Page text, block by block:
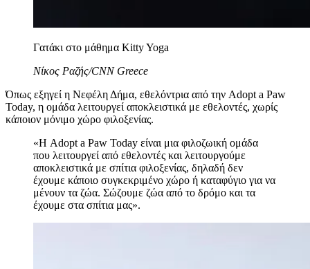
Γατάκι στο μάθημα Kitty Yoga
Νίκος Ραζής/CNN Greece
Όπως εξηγεί η Νεφέλη Δήμα, εθελόντρια από την Adopt a Paw
Today, η ομάδα λειτουργεί αποκλειστικά με εθελοντές, χωρίς
κάποιον μόνιμο χώρο φιλοξενίας.
«Η Adopt a Paw Today είναι μια φιλοζωική ομάδα
που λειτουργεί από εθελοντές και λειτουργούμε
αποκλειστικά με σπίτια φιλοξενίας, δηλαδή δεν
έχουμε κάποιο συγκεκριμένο χώρο ή καταφύγιο για να
μένουν τα ζώα. Σώζουμε ζώα από το δρόμο και τα
έχουμε στα σπίτια μας».